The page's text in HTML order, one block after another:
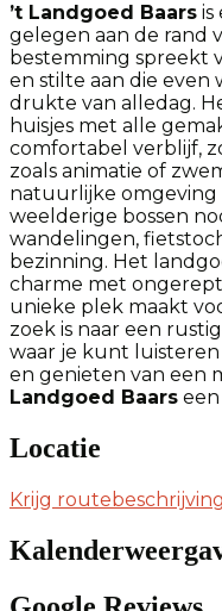
’t Landgoed Baars is
gelegen aan de rand
bestemming spreekt
en stilte aan die even
drukte van alledag.
huisjes met alle
comfortabel verblijf,
zoals animatie of
natuurlijke
weelderige bossen
wandelingen,
bezinning. Het
charme met
unieke plek maakt
zoek is naar een
waar je kunt
en genieten van een
Landgoed Baars een
Locatie
Krijg routebeschrijving